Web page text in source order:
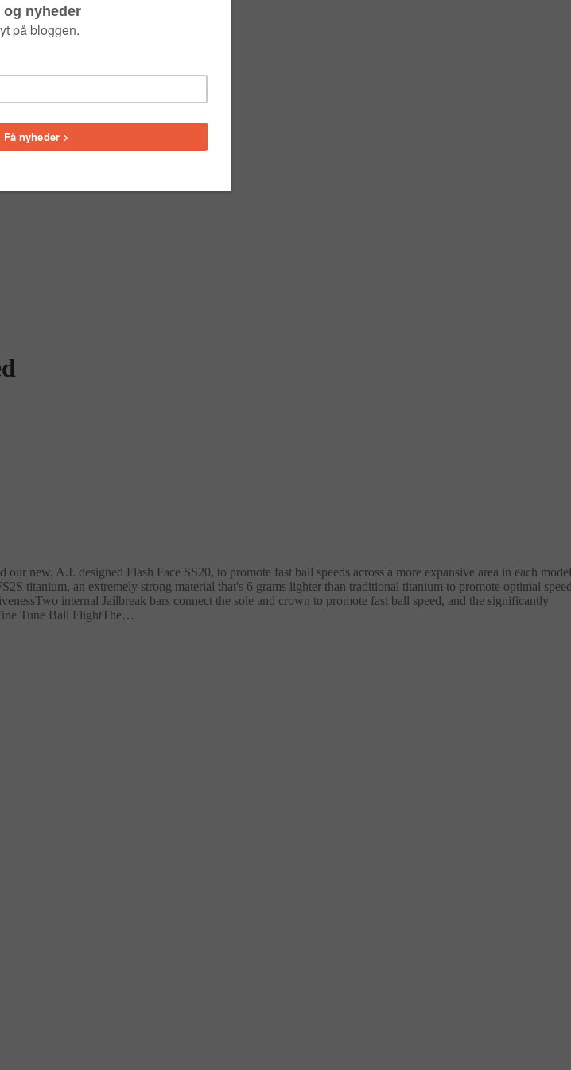
new, A.I. designed Flash Face SS20, to promote fast ball speeds across a more expansive area in each model
titanium, an extremely strong material that's 6 grams lighter than traditional titanium to promote optimal
internal Jailbreak bars connect the sole and crown to promote fast ball speed, and the significantly
Tune Ball FlightThe…